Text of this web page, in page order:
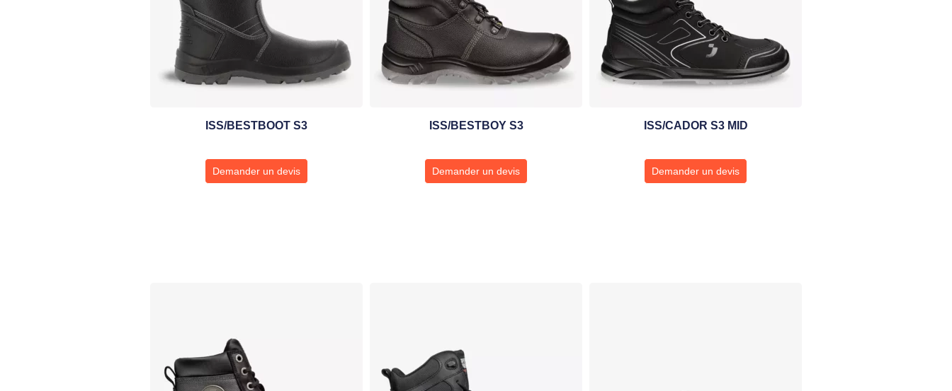
ISS/BESTBOOT S3
Demander un devis
ISS/BESTBOY S3
Demander un devis
ISS/CADOR S3 MID
Demander un devis